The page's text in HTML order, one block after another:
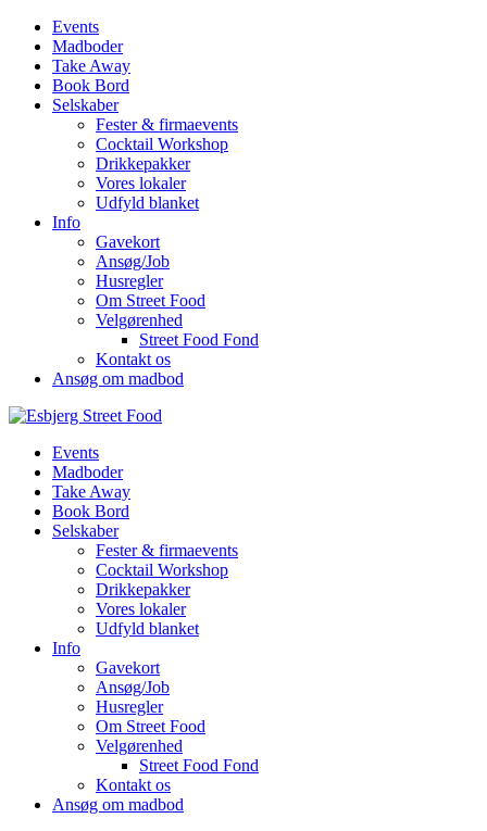
Events
Madboder
Take Away
Book Bord
Selskaber
Fester & firmaevents
Cocktail Workshop
Drikkepakker
Vores lokaler
Udfyld blanket
Info
Gavekort
Ansøg/Job
Husregler
Om Street Food
Velgørenhed
Street Food Fond
Kontakt os
Ansøg om madbod
Events
Madboder
Take Away
Book Bord
Selskaber
Fester & firmaevents
Cocktail Workshop
Drikkepakker
Vores lokaler
Udfyld blanket
Info
Gavekort
Ansøg/Job
Husregler
Om Street Food
Velgørenhed
Street Food Fond
Kontakt os
Ansøg om madbod